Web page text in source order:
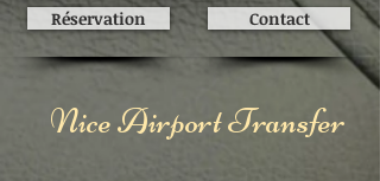
Réservation Contact
Nice Airport Transfer